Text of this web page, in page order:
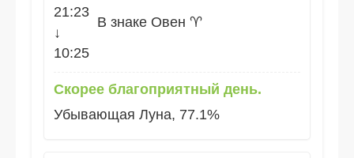
21:23
↓
10:25
В знаке Овен ♈
Скорее благоприятный день.
Убывающая Луна, 77.1%